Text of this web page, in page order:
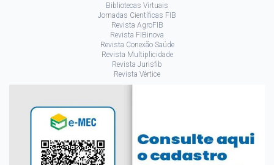
Bibliotecas Virtuais
Jornadas Científicas FIB
Revista AgroFIB
Revista FIBinova
Revista Conexão Saúde
Revista Multiplicidade
Revista Jurisfib
Revista Vértice